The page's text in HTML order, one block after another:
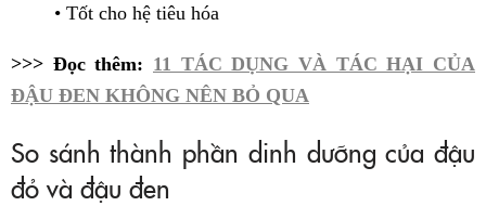
• Tốt cho hệ tiêu hóa
>>> Đọc thêm: 11 TÁC DỤNG VÀ TÁC HẠI CỦA
ĐẬU ĐEN KHÔNG NÊN BỎ QUA
So sánh thành phần dinh dưỡng của đậu
đỏ và đậu đen